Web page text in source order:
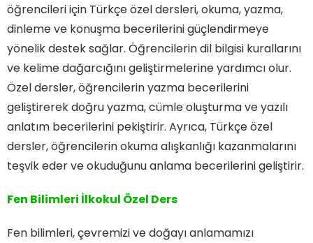
öğrencileri için Türkçe özel dersleri, okuma, yazma,
dinleme ve konuşma becerilerini güçlendirmeye
yönelik destek sağlar. Öğrencilerin dil bilgisi kurallarını
ve kelime dağarcığını geliştirmelerine yardımcı olur.
Özel dersler, öğrencilerin yazma becerilerini
geliştirerek doğru yazma, cümle oluşturma ve yazılı
anlatım becerilerini pekiştirir. Ayrıca, Türkçe özel
dersler, öğrencilerin okuma alışkanlığı kazanmalarını
teşvik eder ve okuduğunu anlama becerilerini geliştirir.
Fen Bilimleri İlkokul Özel Ders
Fen bilimleri, çevremizi ve doğayı anlamamızı